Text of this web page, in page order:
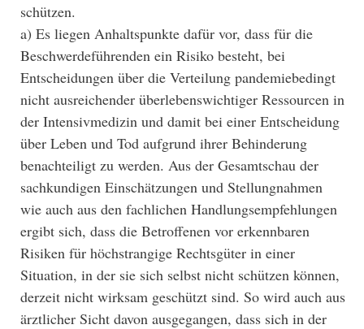
schützen.
a) Es liegen Anhaltspunkte dafür vor, dass für die
Beschwerdeführenden ein Risiko besteht, bei
Entscheidungen über die Verteilung pandemiebedingt
nicht ausreichender überlebenswichtiger Ressourcen in
der Intensivmedizin und damit bei einer Entscheidung
über Leben und Tod aufgrund ihrer Behinderung
benachteiligt zu werden. Aus der Gesamtschau der
sachkundigen Einschätzungen und Stellungnahmen
wie auch aus den fachlichen Handlungsempfehlungen
ergibt sich, dass die Betroffenen vor erkennbaren
Risiken für höchstrangige Rechtsgüter in einer
Situation, in der sie sich selbst nicht schützen können,
derzeit nicht wirksam geschützt sind. So wird auch aus
ärztlicher Sicht davon ausgegangen, dass sich in der